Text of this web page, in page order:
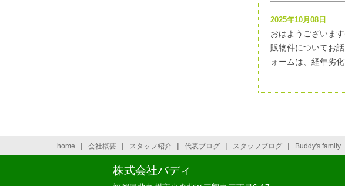
2025年10月08日
おはようございま
販物件についてお
ォームは、経年劣
home | 会社概要 | スタッフ紹介 | 代表ブログ | スタッフブログ | Buddy's family
株式会社バディ